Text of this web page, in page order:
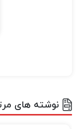
نوشته های